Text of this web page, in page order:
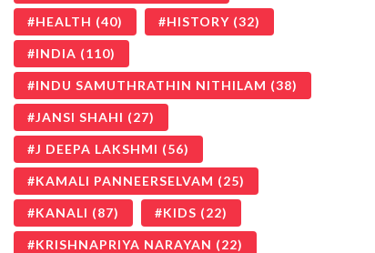
HEALTH (40) HISTORY (32)
INDIA (110)
INDU SAMUTHRATHIN NITHILAM (38)
JANSI SHAHI (27)
J DEEPA LAKSHMI (56)
KAMALI PANNEERSELVAM (25)
KANALI (87) KIDS (22)
KRISHNAPRIYA NARAYAN (22)